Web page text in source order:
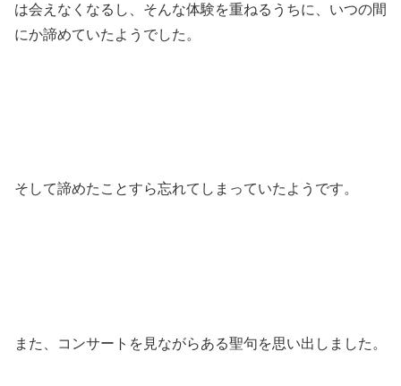
は会えなくなるし、そんな体験を重ねるうちに、いつの間
にか諦めていたようでした。
そして諦めたことすら忘れてしまっていたようです。
また、コンサートを見ながらある聖句を思い出しました。